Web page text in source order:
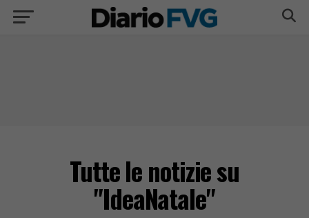
Tutte le notizie su
"IdeaNatale"